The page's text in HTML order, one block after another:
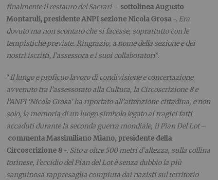
finalmente il restauro del Sacrari– sottolineaAugusto
Montaruli, presidente ANPI sezione Nicola Grosa -. Era
dovuto ma non scontato che si facesse, soprattutto con le
tempistiche previste. Ringrazio, a nome della sezione e dei
nostri iscritti, l’assessora e i suoi collaboratori”.
“Il lungo e proficuo lavoro di condivisione e concertazione
avvenuto tra l’assessorato alla Cultura, la Circoscrizione 8 e
l’ANPI ‘Nicola Grosa’ ha riportato all’attenzione cittadina, e non
solo, la memoria di un luogo simbolo legato ai tragici fatti
accaduti durante la seconda guerra mondiale, il Pian Del Lot–
commenta Massimiliano Miano, presidente della
Circoscrizione 8 -. Sito a oltre 500 metri d’altezza, sulla collina
torinese, l’eccidio del Pian del Lot è senza dubbio la più
sanguinosa rappresaglia compiuta dai nazisti sul territorio